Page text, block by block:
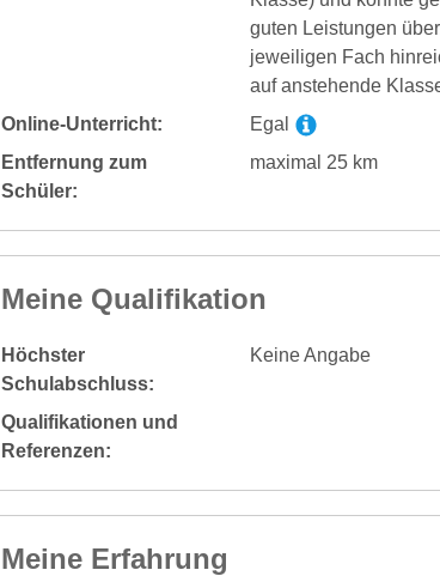
guten Leistungen
jeweiligen Fach
auf anstehende
Online-Unterricht:
Egal
Entfernung zum
Schüler:
maximal 25 km
Meine Qualifikation
Höchster
Schulabschluss:
Keine Angabe
Qualifikationen und
Referenzen:
Meine Erfahrung